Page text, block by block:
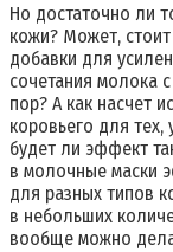
Но достаточно ли
кожи? Может,
добавки для
сочетания молока
пор? А как насчет
коровьего для тех,
будет ли эффект
в молочные маски
для разных типов
в небольших
вообще можно